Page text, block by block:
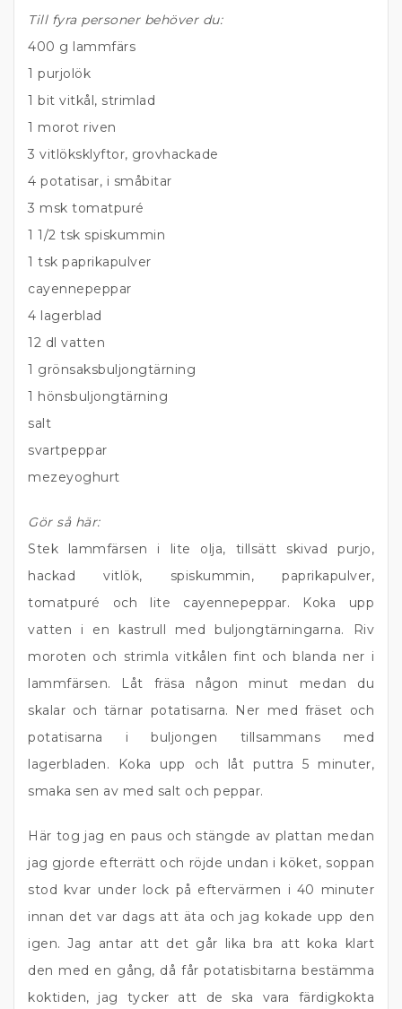
Till fyra personer behöver du:
400 g lammfärs
1 purjolök
1 bit vitkål, strimlad
1 morot riven
3 vitlöksklyftor, grovhackade
4 potatisar, i småbitar
3 msk tomatpuré
1 1/2 tsk spiskummin
1 tsk paprikapulver
cayennepeppar
4 lagerblad
12 dl vatten
1 grönsaksbuljongtärning
1 hönsbuljongtärning
salt
svartpeppar
mezeyoghurt
Gör så här:
Stek lammfärsen i lite olja, tillsätt skivad purjo,
hackad vitlök, spiskummin, paprikapulver,
tomatpuré och lite cayennepeppar. Koka upp
vatten i en kastrull med buljongtärningarna. Riv
moroten och strimla vitkålen fint och blanda ner i
lammfärsen. Låt fräsa någon minut medan du
skalar och tärnar potatisarna. Ner med fräset och
potatisarna i buljongen tillsammans med
lagerbladen. Koka upp och låt puttra 5 minuter,
smaka sen av med salt och peppar.
Här tog jag en paus och stängde av plattan medan
jag gjorde efterrätt och röjde undan i köket, soppan
stod kvar under lock på eftervärmen i 40 minuter
innan det var dags att äta och jag kokade upp den
igen. Jag antar att det går lika bra att koka klart
den med en gång, då får potatisbitarna bestämma
koktiden, jag tycker att de ska vara färdigkokta